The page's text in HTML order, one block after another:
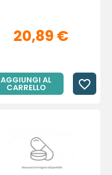
20,89 €
AGGIUNGI AL
CARRELLO favorite_border